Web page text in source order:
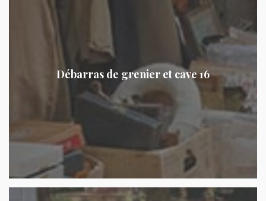
Débarras de grenier et cave 16